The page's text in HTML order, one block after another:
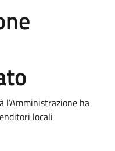
l’Amministrazione ha
locali